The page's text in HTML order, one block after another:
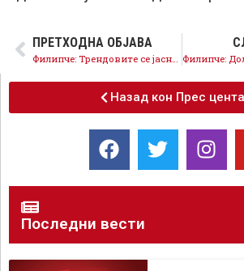
ПРЕТХОДНА ОБЈАВА
Назад кон Прес
Последни вести